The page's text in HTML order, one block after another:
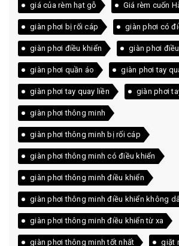
giá của rèm hạt gỗ Giá rèm cuốn
giàn phơi bị rối cáp giàn phơi có
giàn phơi điều khiển giàn phơi
giàn phơi quần áo giàn phơi tay
giàn phơi tay quay liền giàn phơi
giàn phơi thông minh
giàn phơi thông minh bị rối cáp
giàn phơi thông minh có điều khiển
giàn phơi thông minh điều khiển
giàn phơi thông minh điều khiển không
giàn phơi thông minh điều khiển từ xa
giàn phơi thông minh tốt nhất giặt